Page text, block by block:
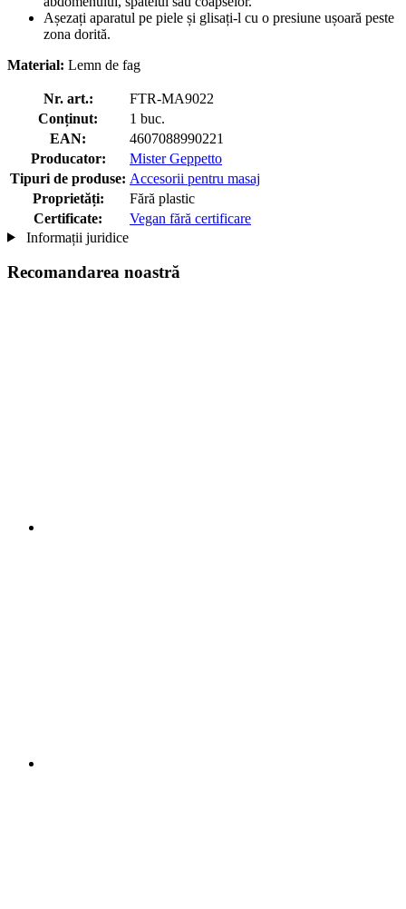
Așezați aparatul pe piele și glisați-l cu o presiune ușoară peste
zona dorită.
Material: Lemn de fag
Nr. art.:
FTR-MA9022
Conținut:
1 buc.
EAN:
4607088990221
Producator:
Mister Geppetto
Tipuri de produse: Accesorii pentru masaj
Proprietăți:
Fără plastic
Certificate:
Vegan fără certificare
Informații juridice
Recomandarea noastră